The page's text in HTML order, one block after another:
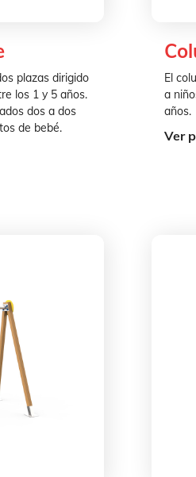
plazas dirigido
los 1 y 5 años.
dos a dos
de bebé.
El
a
años.
Ver